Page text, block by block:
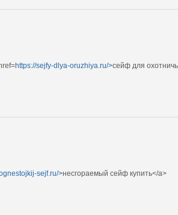
https://sejfy-dlya-oruzhiya.ru/>сейф для
sejf.ru/>несгораемый сейф купить</a>